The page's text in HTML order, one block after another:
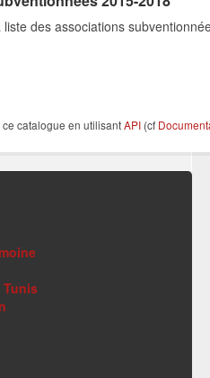
des associations
catalogue en utilisantAPI (cf